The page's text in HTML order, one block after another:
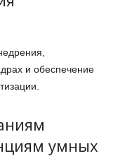
и обеспечение
умных